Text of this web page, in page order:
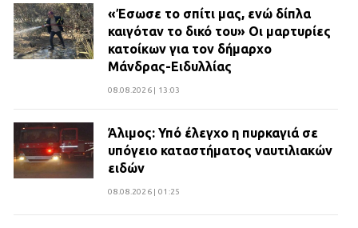
«Έσωσε το σπίτι μας, ενώ δίπλα
καιγόταν το δικό του» Οι μαρτυρίες
κατοίκων για τον δήμαρχο
Μάνδρας-Ειδυλλίας
08.08.2026 | 13:03
Άλιμος: Υπό έλεγχο η πυρκαγιά σε
υπόγειο καταστήματος ναυτιλιακών
ειδών
08.08.2026 | 01:25